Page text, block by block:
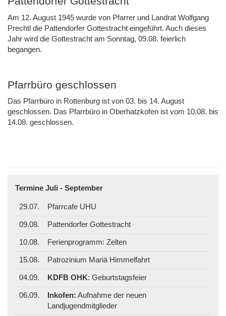
Am 12. August 1945 wurde von Pfarrer und Landrat Wolfgang
Prechtl die Pattendorfer Gottestracht eingeführt. Auch dieses
Jahr wird die Gottestracht am Sonntag, 09.08. feierlich
begangen.
Pfarrbüro geschlossen
Das Pfarrbüro in Rottenburg ist von 03. bis 14. August
geschlossen. Das Pfarrbüro in Oberhatzkofen ist vom 10.08. bis
14.08. geschlossen.
Termine Juli - September
29.07. Pfarrcafe UHU
09.08. Pattendorfer Gottestracht
10.08. Ferienprogramm: Zelten
15.08. Patrozinium Mariä Himmelfahrt
04.09. KDFB OHK: Geburtstagsfeier
06.09. Inkofen: Aufnahme der neuen
Landjugendmitglieder